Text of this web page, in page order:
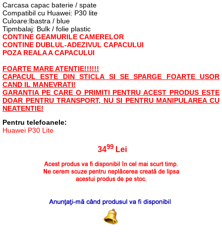
Carcasa capac baterie / spate
Compatibil cu Huawei: P30 lite
Culoare:lbastra / blue
Tipmbalaj: Bulk / folie plastic
CONTINE GEAMURILE CAMERELOR
CONTINE DUBLUL-ADEZIVUL CAPACULUI
POZA REALA A CAPACULUI
FOARTE MARE ATENTIE!!!!!!
CAPACUL ESTE DIN STICLA SI SE SPARGE FOARTE USOR
CAND IL MANEVRATI!
GARANTIA PE CARE O PRIMITI PENTRU ACEST PRODUS ESTE
DOAR PENTRU TRANSPORT, NU SI PENTRU MANIPULAREA CU
NEATENTIE!
Pentru telefoanele:
Huawei P30 Lite
3499 Lei